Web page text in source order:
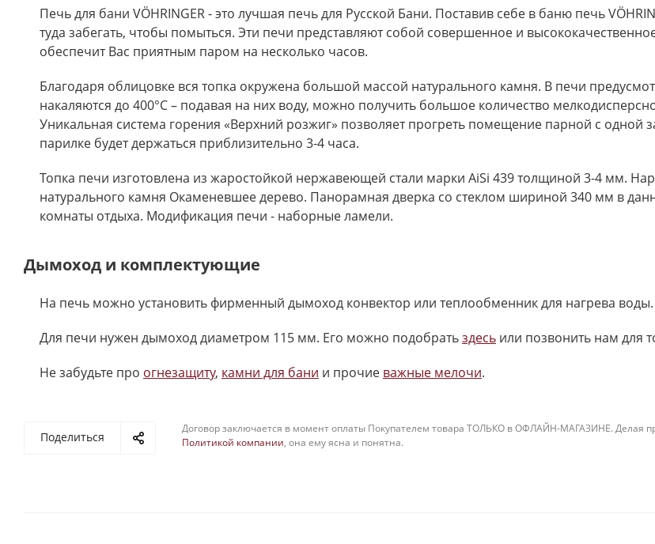
Печь для бани VÖHRINGER - это лучшая печь для Русской Бани. Поставив себе в баню печь
туда забегать, чтобы помыться. Эти печи представляют собой совершенное и
обеспечит Вас приятным паром на несколько часов.
Благодаря облицовке вся топка окружена большой массой натурального камня. В печи
накаляются до 400°С – подавая на них воду, можно получить большое количество
Уникальная система горения «Верхний розжиг» позволяет прогреть помещение парной с одной
парилке будет держаться приблизительно 3-4 часа.
Топка печи изготовлена из жаростойкой нержавеющей стали марки AiSi 439 толщиной 3-4 мм.
натурального камня Окаменевшее дерево. Панорамная дверка со стеклом шириной 340 мм в
комнаты отдыха. Модификация печи - наборные ламели.
Дымоход и комплектующие
На печь можно установить фирменный дымоход конвектор или теплообменник для нагрева воды.
Для печи нужен дымоход диаметром 115 мм. Его можно подобратьздесь или позвонить нам для
Не забудьте про огнезащиту, камни для бани и прочие важные мелочи.
Поделиться
Договор заключается в момент оплаты Покупателем товара ТОЛЬКО в ОФЛАЙН-МАГАЗИНЕ. Делая
Политикой компании, она ему ясна и понятна.